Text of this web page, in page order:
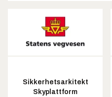
Sikkerhetsarkitekt
Skyplattform